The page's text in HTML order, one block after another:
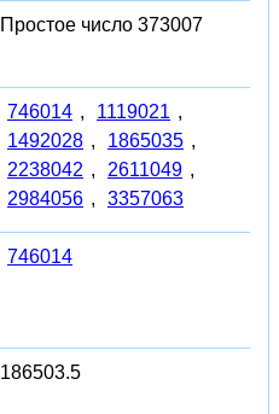
Простое число 373007
746014 , 1119021 ,
1492028 , 1865035 ,
2238042 , 2611049 ,
2984056 , 3357063
746014
186503.5